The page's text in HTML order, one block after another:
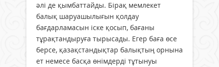
әлі де қымбаттайды. Бірақ мемлекет
балық шаруашылығын қолдау
бағдарламасын іске қосып, бағаны
тұрақтандыруға тырысады. Егер баға өсе
берсе, қазақстандықтар балықтың орнына
ет немесе басқа өнімдерді тұтынуы